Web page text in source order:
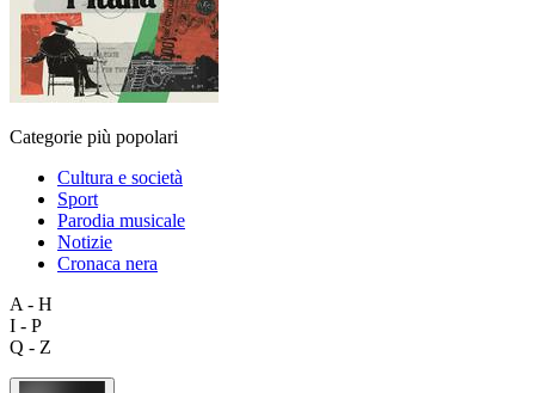
Categorie più popolari
Cultura e società
Sport
Parodia musicale
Notizie
Cronaca nera
A - H
I - P
Q - Z